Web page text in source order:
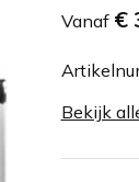
Vanaf €
Bekijk